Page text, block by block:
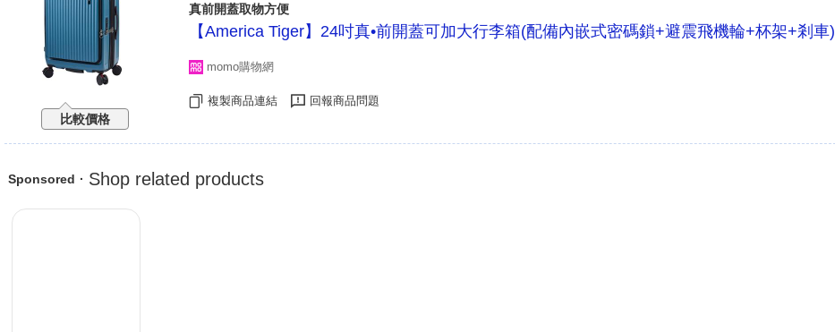
比較價格
真前開蓋取物方便
【America Tiger】24吋真•前開蓋可加大行李箱(配備內嵌式密碼鎖+避震飛機輪+杯架+剎車)
momo購物網
複製商品連結 回報商品問題